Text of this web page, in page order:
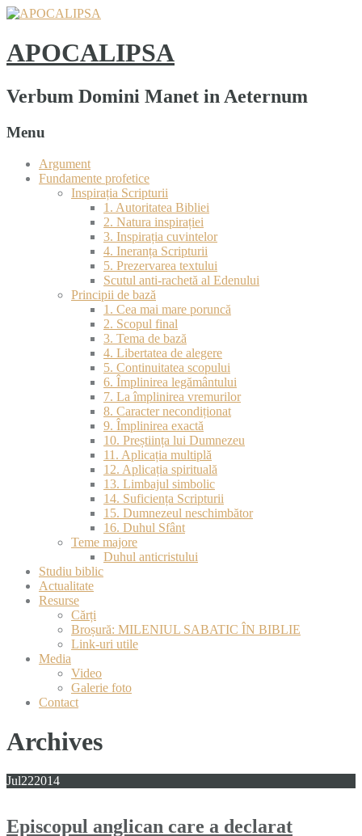
APOCALIPSA
Verbum Domini Manet in Aeternum
Menu
Argument
Fundamente profetice
Inspirația Scripturii
1. Autoritatea Bibliei
2. Natura inspirației
3. Inspirația cuvintelor
4. Ineranța Scripturii
5. Prezervarea textului
Scutul anti-rachetă al Edenului
Principii de bază
1. Cea mai mare poruncă
2. Scopul final
3. Tema de bază
4. Libertatea de alegere
5. Continuitatea scopului
6. Împlinirea legământului
7. La împlinirea vremurilor
8. Caracter necondiționat
9. Împlinirea exactă
10. Preștiința lui Dumnezeu
11. Aplicația multiplă
12. Aplicația spirituală
13. Limbajul simbolic
14. Suficiența Scripturii
15. Dumnezeul neschimbător
16. Duhul Sfânt
Teme majore
Duhul anticristului
Studiu biblic
Actualitate
Resurse
Cărți
Broșură: MILENIUL SABATIC ÎN BIBLIE
Link-uri utile
Media
Video
Galerie foto
Contact
Archives
Jul222014
Episcopul anglican care a declarat